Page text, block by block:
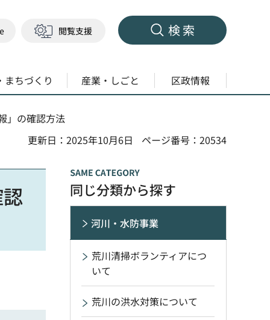
閲覧支援 検索
まちづくり 産業・しごと 区政情報
」の確認方法
更新日：2025年10月6日
ページ番号：20534
同じ分類から探す
河川・水防事業
荒川清掃ボランティアにつ
いて
荒川の洪水対策について